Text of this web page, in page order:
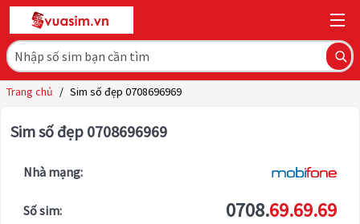
Trang chủ / Sim số đẹp 0708696969
Sim số đẹp 0708696969
Nhà mạng:
Số sim: 0708.69.69.69